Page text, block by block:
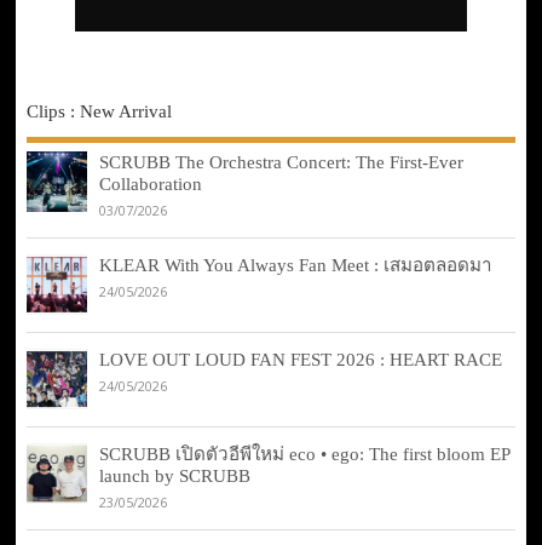
Clips : New Arrival
SCRUBB The Orchestra Concert: The First-Ever
Collaboration
03/07/2026
KLEAR With You Always Fan Meet : เสมอตลอดมา
24/05/2026
LOVE OUT LOUD FAN FEST 2026 : HEART RACE
24/05/2026
SCRUBB เปิดตัวอีพีใหม่ eco • ego: The first bloom EP
launch by SCRUBB
23/05/2026